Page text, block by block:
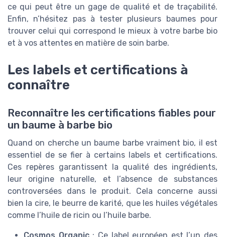
ce qui peut être un gage de qualité et de traçabilité.
Enfin, n’hésitez pas à tester plusieurs baumes pour
trouver celui qui correspond le mieux à votre barbe bio
et à vos attentes en matière de soin barbe.
Les labels et certifications à
connaître
Reconnaître les certifications fiables pour
un baume à barbe bio
Quand on cherche un baume barbe vraiment bio, il est
essentiel de se fier à certains labels et certifications.
Ces repères garantissent la qualité des ingrédients,
leur origine naturelle, et l’absence de substances
controversées dans le produit. Cela concerne aussi
bien la cire, le beurre de karité, que les huiles végétales
comme l’huile de ricin ou l’huile barbe.